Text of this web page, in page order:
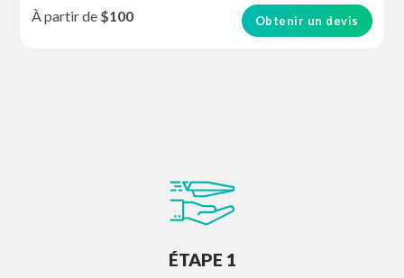
Obtenir un devis
À partir de $100
ÉTAPE 1